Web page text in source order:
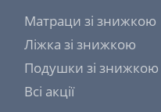
Матраци зі знижкою
Ліжка зі знижкою
Подушки зі знижкою
Всі акції